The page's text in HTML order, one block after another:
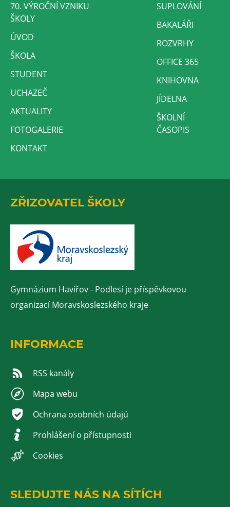
70. VÝROČNÍ VZNIKU
ŠKOLY
ÚVOD
ŠKOLA
STUDENT
UCHAZEČ
AKTUALITY
FOTOGALERIE
KONTAKT
SUPLOVÁNÍ
BAKALÁŘI
ROZVRHY
OFFICE 365
KNIHOVNA
JÍDELNA
ŠKOLNÍ
ČASOPIS
ZŘIZOVATEL ŠKOLY
Gymnázium Havířov - Podlesí je příspěvkovou
organizací Moravskoslezského kraje
INFORMACE
RSS kanály
Mapa webu
Ochrana osobních údajů
Prohlášení o přístupnosti
Cookies
SLEDUJTE NÁS NA SÍTÍCH